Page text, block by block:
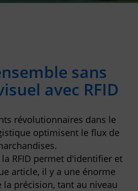
sans
avec RFID
révolutionnaires dans le
optimisent le flux de
RFID permet d'identifier et
article, il y a une énorme
précision, tant au niveau